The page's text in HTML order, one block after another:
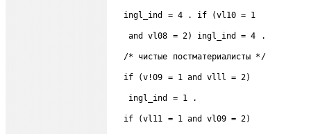
  ingl_ind = 4 . if (vl10 = 1
   and vl08 = 2) ingl_ind = 4 .
  /* чистые постматериалисты */
  if (v!09 = 1 and vlll = 2)
   ingl_ind = 1 .
  if (vl11 = 1 and vl09 = 2)